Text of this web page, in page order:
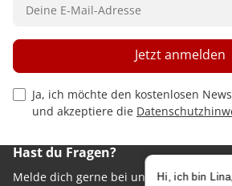
Privacy Policy Checkbox
Ja, ich möchte den kostenlosen
und akzeptiere die
Jetzt anmelden
Hast du Fragen?
Melde dich gerne bei unserem